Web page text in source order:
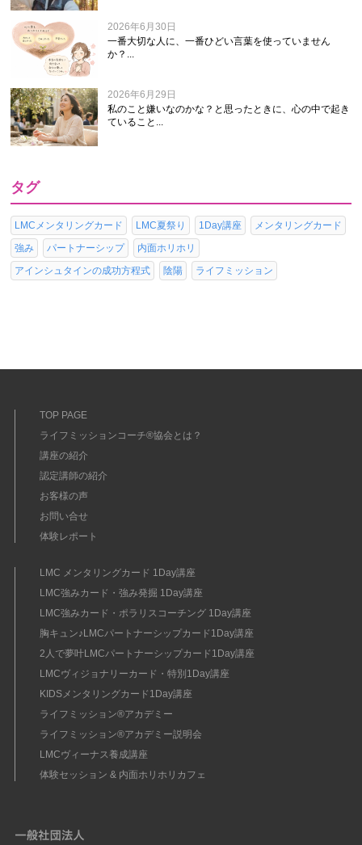
2026年6月30日
一番大切な人に、一番ひどい言葉を使っていません
か？...
2026年6月29日
私のこと嫌いなのかな？と思ったときに、心の中で起き
ていること...
タグ
LMCメンタリングカード LMC夏祭り 1Day講座
メンタリングカード
強み
パートナーシップ
内面ホリホリ
アインシュタインの成功方程式
陰陽 ライフミッション
TOP PAGE
ライフミッションコーチ®協会とは？
講座の紹介
認定講師の紹介
お客様の声
お問い合せ
体験レポート
LMC メンタリングカード 1Day講座
LMC強みカード・強み発掘 1Day講座
LMC強みカード・ポラリスコーチング 1Day講座
胸キュン♪LMCパートナーシップカード1Day講座
2人で夢叶LMCパートナーシップカード1Day講座
LMCヴィジョナリーカード・特別1Day講座
KIDSメンタリングカード1Day講座
ライフミッション®︎アカデミー
ライフミッション®︎アカデミー説明会
LMCヴィーナス養成講座
体験セッション & 内面ホリホリカフェ